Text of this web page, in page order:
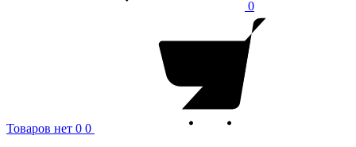
0
Товаров нет 0 0